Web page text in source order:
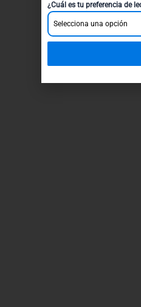
¿Cuál es tu preferencia de
Selecciona una opción